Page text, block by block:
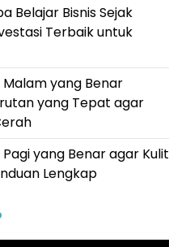
Belajar Bisnis Sejak
Terbaik untuk
yang Benar
yang Tepat agar
yang Benar agar Kulit
Lengkap